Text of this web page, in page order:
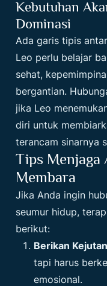
Kebutuhan
Dominasi
Ada garis tipis
Leo perlu belajar
sehat,
bergantian.
jika Leo
diri untuk
terancam sinarnya
Tips Menjaga
Membara
Jika Anda ingin
seumur hidup,
berikut:
Berikan
tapi harus
emosional.